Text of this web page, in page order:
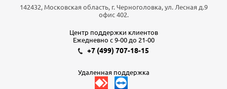
142432, Московская область, г. Черноголовка, ул. Лесная д.9
офис 402.
Центр поддержки клиентов
Ежедневно с 9-00 до 21-00
+7 (499) 707-18-15
Удаленная поддержка